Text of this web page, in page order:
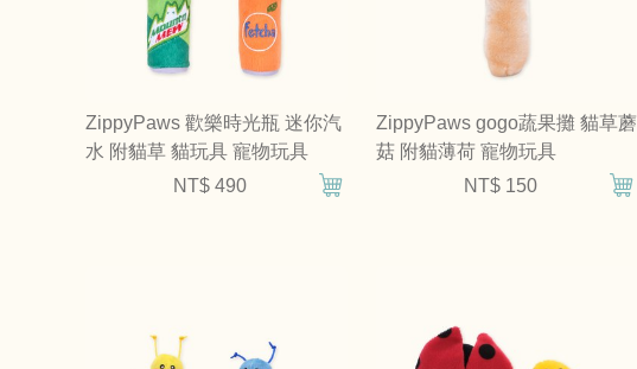
ZippyPaws 歡樂時光瓶 迷你汽
水 附貓草 貓玩具 寵物玩具
NT$ 490
ZippyPaws gogo蔬果攤 貓草蘑
菇 附貓薄荷 寵物玩具
NT$ 150